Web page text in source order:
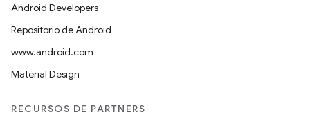
Android Developers
Repositorio de Android
www.android.com
Material Design
RECURSOS DE PARTNERS